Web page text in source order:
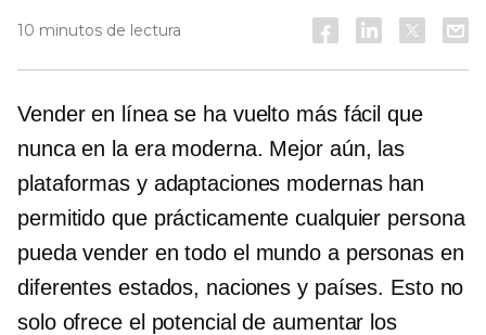
10 minutos de lectura
Vender en línea se ha vuelto más fácil que
nunca en la era moderna. Mejor aún, las
plataformas y adaptaciones modernas han
permitido que prácticamente cualquier persona
pueda vender en todo el mundo a personas en
diferentes estados, naciones y países. Esto no
solo ofrece el potencial de aumentar los